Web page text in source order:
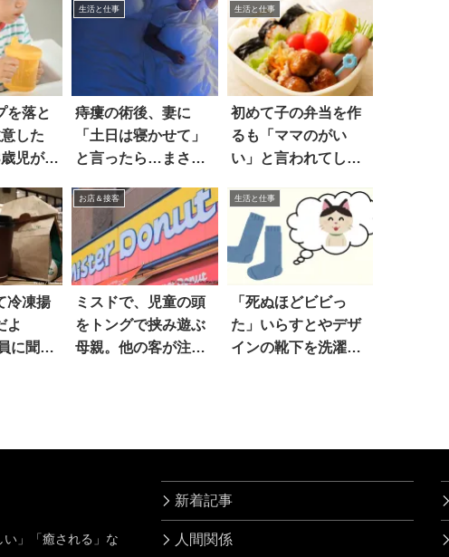
を落と
した
歳児が…
生活と仕事
痔瘻の術後、妻に
「土日は寝かせて」
と言ったら…まさか
生活と仕事
初めて子の弁当を作
るも「ママのがい
い」と言われてしま
冷凍揚
よ
に聞い
お店＆接客
ミスドで、児童の頭
をトングで挟み遊ぶ
母親。他の客が注意
生活と仕事
「死ぬほどビビっ
た」いらすとやデザ
インの靴下を洗濯し
」「癒される」な
新着記事
人間関係